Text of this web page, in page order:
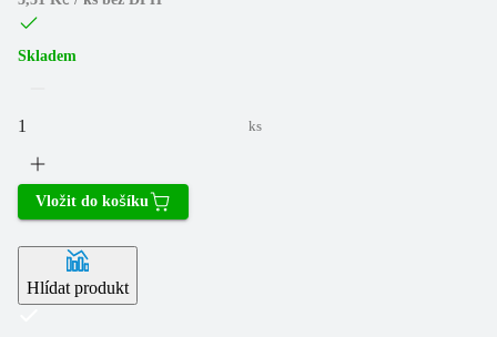
Skladem
ks
Vložit do košíku
Hlídat produkt